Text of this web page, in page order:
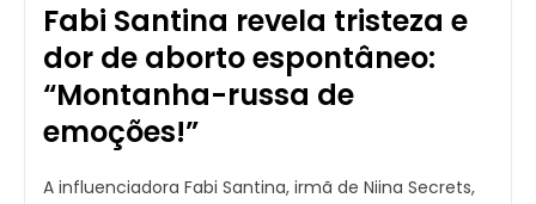
Fabi Santina revela tristeza e
dor de aborto espontâneo:
“Montanha-russa de
emoções!”
A influenciadora Fabi Santina, irmã de Niina Secrets,